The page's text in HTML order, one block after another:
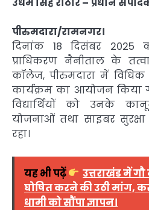
उधम सिंह राठौर – प्रधान
पीरुमदारा/रामनगर।
दिनांक 18 दिसंबर 2025
प्राधिकरण नैनीताल के
कॉलेज, पीरुमदारा में विधिक
कार्यक्रम का आयोजन किया
विद्यार्थियों को उनके
योजनाओं तथा साइबर
रहा।
यह भी पढ़ें
उत्तराखंड में गौ
घोषित करने की उठी मांग,
धामी को सौंपा ज्ञापन।